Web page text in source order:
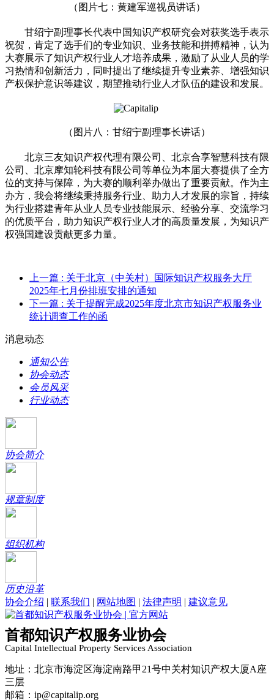
（图片七：黄建军巡视员讲话）
甘绍宁副理事长代表中国知识产权研究会对获奖选手表示
祝贺，肯定了选手们的专业知识、业务技能和拼搏精神，认为
大赛展示了知识产权行业人才培养成果，激励了从业人员的学
习热情和创新活力，同时提出了继续提升专业素养、增强知识
产权保护意识等建议，期望推动行业人才队伍的建设和发展。
（图片八：甘绍宁副理事长讲话）
北京三友知识产权代理有限公司、北京合享智慧科技有限
公司、北京摩知轮科技有限公司等单位为本届大赛提供了全方
位的支持与保障，为大赛的顺利举办做出了重要贡献。作为主
办方，我会将继续秉持服务行业、助力人才发展的宗旨，持续
为行业搭建青年从业人员专业技能展示、经验分享、交流学习
的优质平台，助力知识产权行业人才的高质量发展，为知识产
权强国建设贡献更多力量。
上一篇 : 关于北京（中关村）国际知识产权服务大厅
2025年七月份排班安排的通知
下一篇 : 关于提醒完成2025年度北京市知识产权服务业
统计调查工作的函
消息动态
通知公告
协会动态
会员风采
行业动态
协会简介
规章制度
组织机构
历史沿革
协会介绍
联系我们 网站地图 法律声明 建议意见
首都知识产权服务业协会
Capital Intellectual Property Services Association
地址：北京市海淀区海淀南路甲21号中关村知识产权大厦A座
三层
邮箱：ip@capitalip.org